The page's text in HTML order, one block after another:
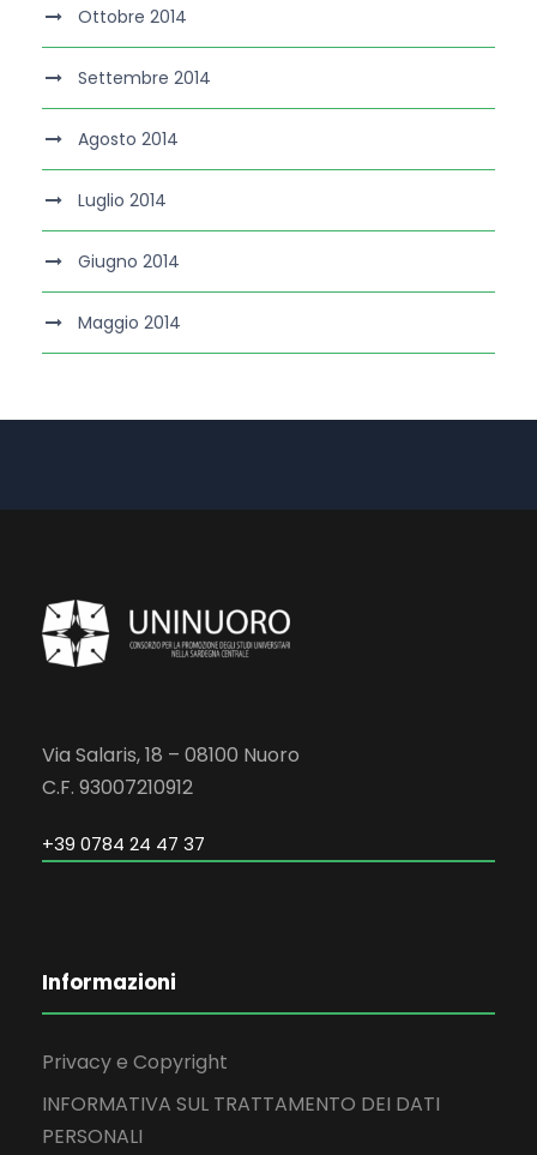
Ottobre 2014
Settembre 2014
Agosto 2014
Luglio 2014
Giugno 2014
Maggio 2014
Via Salaris, 18 – 08100 Nuoro
C.F. 93007210912
+39 0784 24 47 37
Informazioni
Privacy e Copyright
INFORMATIVA SUL TRATTAMENTO DEI DATI
PERSONALI